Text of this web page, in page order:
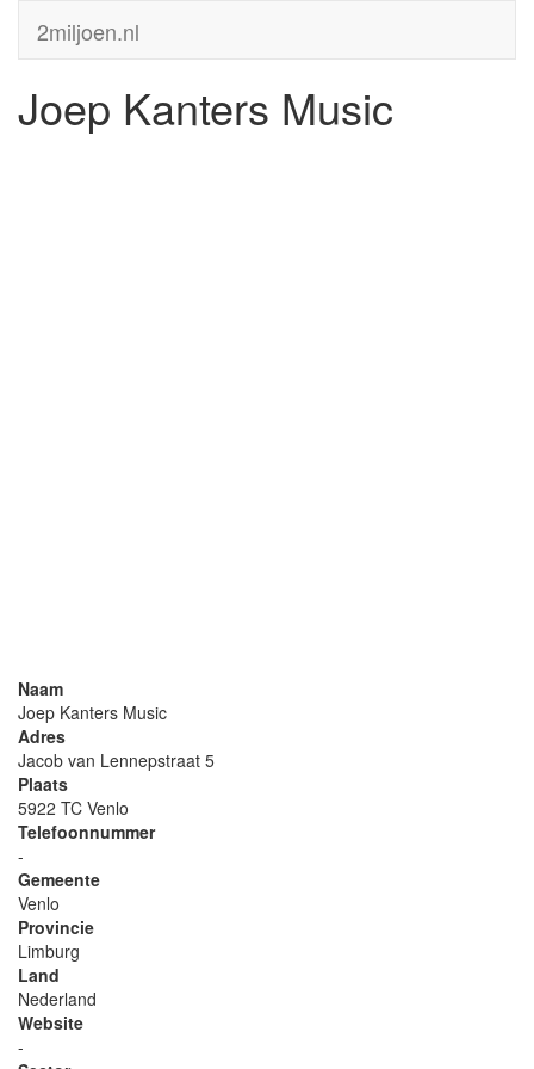
2miljoen.nl
Joep Kanters Music
Naam
Joep Kanters Music
Adres
Jacob van Lennepstraat 5
Plaats
5922 TC Venlo
Telefoonnummer
-
Gemeente
Venlo
Provincie
Limburg
Land
Nederland
Website
-